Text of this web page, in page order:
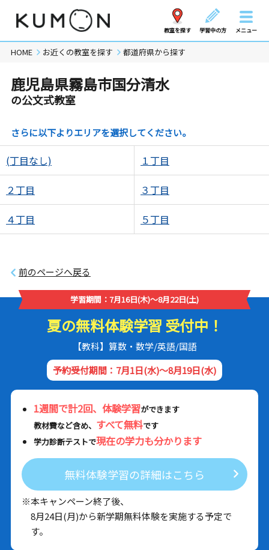
教室を探す 学習中の方 メニュー
HOME お近くの教室を探す 都道府県から探す
鹿児島県霧島市国分清水
の公文式教室
さらに以下よりエリアを選択してください。
(丁目なし) １丁目
２丁目 ３丁目
４丁目 ５丁目
前のページへ戻る
学習期間：7月16日(木)～8月22日(土)
夏の無料体験学習 受付中！
【教科】算数・数学/英語/国語
予約受付期間：7月1日(水)～8月19日(水)
1週間で計2回、体験学習ができます
教材費など含め、 すべて無料です
学力診断テストで現在の学力も分かります
無料体験学習の詳細はこちら
※本キャンペーン終了後、
8月24日(月)から新学期無料体験を実施する予定で
す。